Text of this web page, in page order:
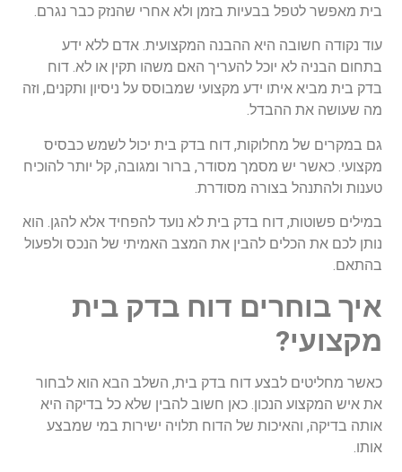
בית מאפשר לטפל בבעיות בזמן ולא אחרי שהנזק כבר נגרם.
עוד נקודה חשובה היא ההבנה המקצועית. אדם ללא ידע
בתחום הבניה לא יוכל להעריך האם משהו תקין או לא. דוח
בדק בית מביא איתו ידע מקצועי שמבוסס על ניסיון ותקנים, וזה
מה שעושה את ההבדל.
גם במקרים של מחלוקות, דוח בדק בית יכול לשמש כבסיס
מקצועי. כאשר יש מסמך מסודר, ברור ומגובה, קל יותר להוכיח
טענות ולהתנהל בצורה מסודרת.
במילים פשוטות, דוח בדק בית לא נועד להפחיד אלא להגן. הוא
נותן לכם את הכלים להבין את המצב האמיתי של הנכס ולפעול
בהתאם.
איך בוחרים דוח בדק בית
מקצועי?
כאשר מחליטים לבצע דוח בדק בית, השלב הבא הוא לבחור
את איש המקצוע הנכון. כאן חשוב להבין שלא כל בדיקה היא
אותה בדיקה, והאיכות של הדוח תלויה ישירות במי שמבצע
אותו.